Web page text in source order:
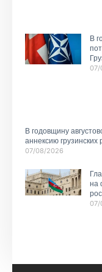
В
07/
В годовщину
аннексию грузинских
07/08/2026
на
07/